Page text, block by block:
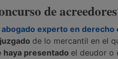
de
abogado experto en derecho
de lo mercantil en el
presentado el deudor o